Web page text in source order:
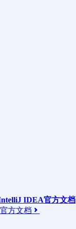
IDEA官方文档
方文档 